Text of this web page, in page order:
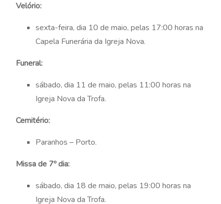
Velório:
sexta-feira, dia 10 de maio, pelas 17:00 horas na
Capela Funerária da Igreja Nova.
Funeral:
sábado, dia 11 de maio, pelas 11:00 horas na
Igreja Nova da Trofa.
Cemitério:
Paranhos – Porto.
Missa de 7º dia:
sábado, dia 18 de maio, pelas 19:00 horas na
Igreja Nova da Trofa.